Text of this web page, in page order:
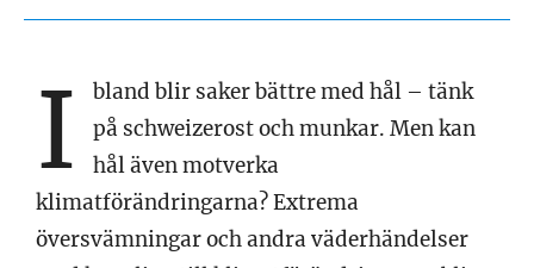
I
bland blir saker bättre med hål – tänk
på schweizerost och munkar. Men kan
hål även motverka
klimatförändringarna? Extrema
översvämningar och andra väderhändelser